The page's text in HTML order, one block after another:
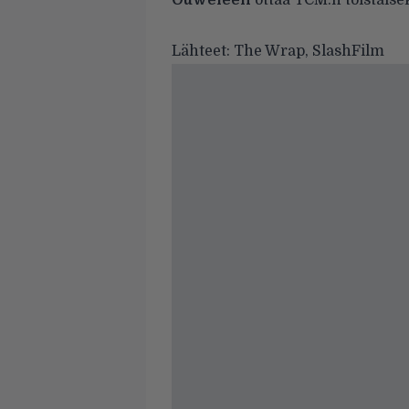
Lähteet: The Wrap, SlashFilm